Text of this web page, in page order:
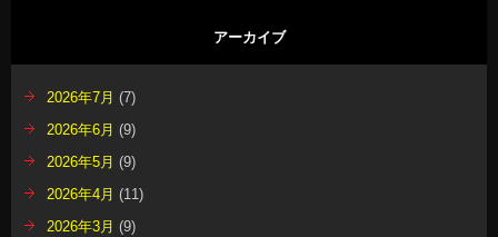
アーカイブ
2026年7月 (7)
2026年6月 (9)
2026年5月 (9)
2026年4月 (11)
2026年3月 (9)